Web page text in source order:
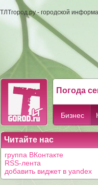
ТЛТгород.ру - городской
Погода
Бизнес
Читайте нас
группа ВКонтакте
RSS-лента
добавить виджет в yandex